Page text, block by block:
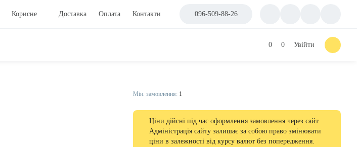
Корисне Доставка Оплата Контакти 096-509-88-26
0 0 Увійти
Мін. замовлення: 1
Ціни дійсні під час оформлення замовлення через сайт.
Адміністрація сайту залишає за собою право змінювати
ціни в залежності від курсу валют без попередження.